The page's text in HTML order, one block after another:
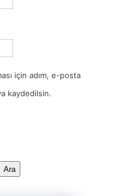
için adım, e-posta
kaydedilsin.
Ara